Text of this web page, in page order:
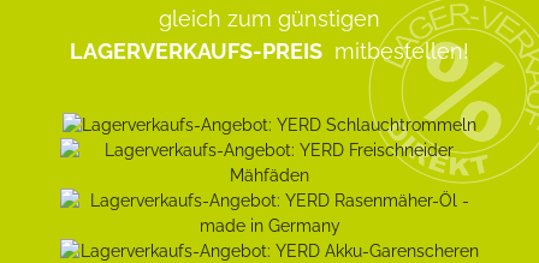
gleich zum günstigen
LAGERVERKAUFS-PREIS mitbestellen!